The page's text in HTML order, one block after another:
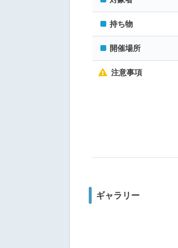
持ち物
開催場所
注意事項
ギャラリー